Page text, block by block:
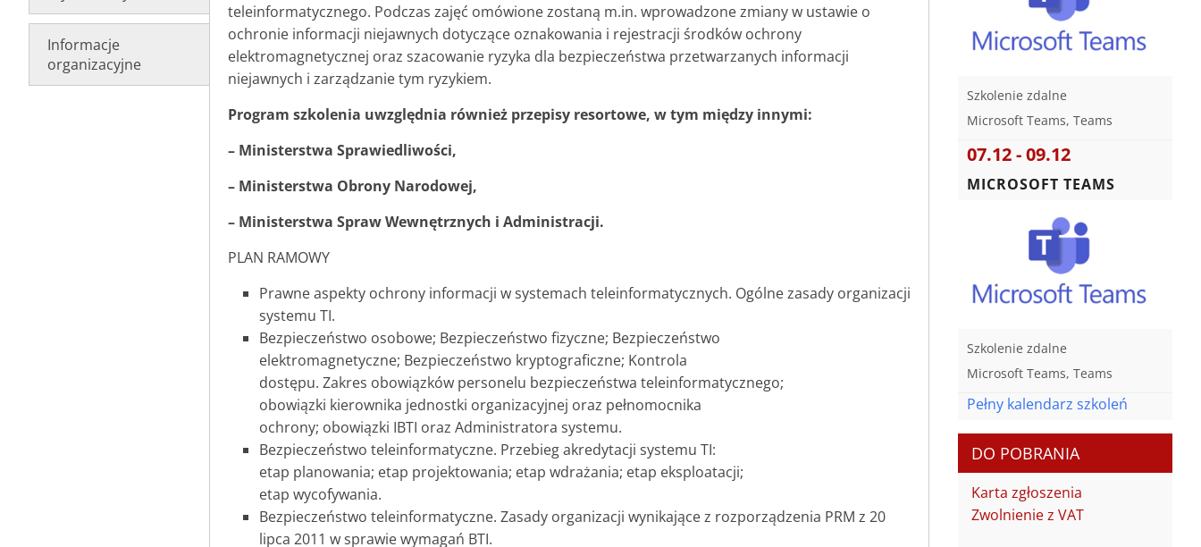
Informacje
organizacyjne
teleinformatycznego. Podczas zajęć omówione zostaną m.in. wprowadzone zmiany w ustawie o
ochronie informacji niejawnych dotyczące oznakowania i rejestracji środków ochrony
elektromagnetycznej oraz szacowanie ryzyka dla bezpieczeństwa przetwarzanych informacji
niejawnych i zarządzanie tym ryzykiem.
Program szkolenia uwzględnia również przepisy resortowe, w tym między innymi:
– Ministerstwa Sprawiedliwości,
– Ministerstwa Obrony Narodowej,
– Ministerstwa Spraw Wewnętrznych i Administracji.
PLAN RAMOWY
Prawne aspekty ochrony informacji w systemach teleinformatycznych. Ogólne zasady organizacji
systemu TI.
Bezpieczeństwo osobowe; Bezpieczeństwo fizyczne; Bezpieczeństwo
elektromagnetyczne; Bezpieczeństwo kryptograficzne; Kontrola
dostępu. Zakres obowiązków personelu bezpieczeństwa teleinformatycznego;
obowiązki kierownika jednostki organizacyjnej oraz pełnomocnika
ochrony; obowiązki IBTI oraz Administratora systemu.
Bezpieczeństwo teleinformatyczne. Przebieg akredytacji systemu TI:
etap planowania; etap projektowania; etap wdrażania; etap eksploatacji;
etap wycofywania.
Bezpieczeństwo teleinformatyczne. Zasady organizacji wynikające z rozporządzenia PRM z 20
lipca 2011 w sprawie wymagań BTI.
Szkolenie zdalne
Microsoft Teams, Teams
07.12 - 09.12
MICROSOFT TEAMS
Szkolenie zdalne
Microsoft Teams, Teams
Pełny kalendarz szkoleń
DO POBRANIA
Karta zgłoszenia
Zwolnienie z VAT